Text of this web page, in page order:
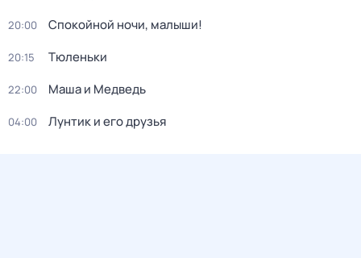
20:00 Спокойной ночи, малыши!
20:15 Тюленьки
22:00 Маша и Медведь
04:00 Лунтик и его друзья